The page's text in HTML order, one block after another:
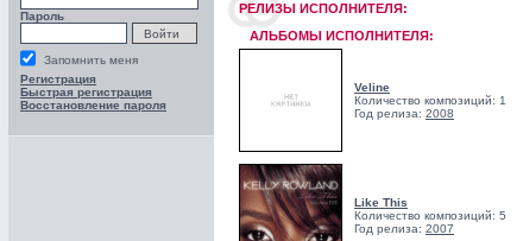
Пароль
Запомнить меня
Регистрация
Быстрая регистрация
Восстановление пароля
РЕЛИЗЫ ИCПОЛНИТЕЛЯ:
АЛЬБОМЫ ИСПОЛНИТЕЛЯ:
Veline
Количество композиций: 1
Год релиза: 2008
Like This
Количество композиций: 5
Год релиза: 2007